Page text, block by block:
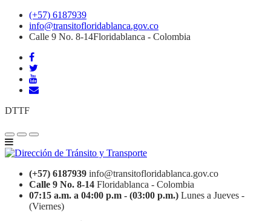
(+57) 6187939
info@transitofloridablanca.gov.co
Calle 9 No. 8-14Floridablanca - Colombia
DTTF
(+57) 6187939 info@transitofloridablanca.gov.co
Calle 9 No. 8-14 Floridablanca - Colombia
07:15 a.m. a 04:00 p.m - (03:00 p.m.) Lunes a Jueves -
(Viernes)